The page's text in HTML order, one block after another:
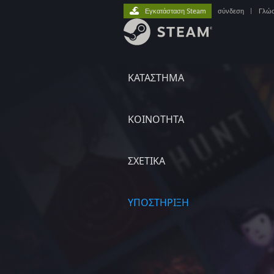
ΚΑΤΑΣΤΗΜΑ
ΚΟΙΝΟΤΗΤΑ
ΣΧΕΤΙΚΆ
ΥΠΟΣΤΗΡΙΞΗ
Εγκατάσταση Steam σύνδεση